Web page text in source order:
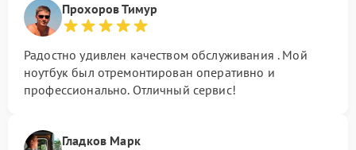
Прохоров Тимур
Радостно удивлен качеством обслуживания . Мой
ноутбук был отремонтирован оперативно и
профессионально. Отличный сервис!
Гладков Марк